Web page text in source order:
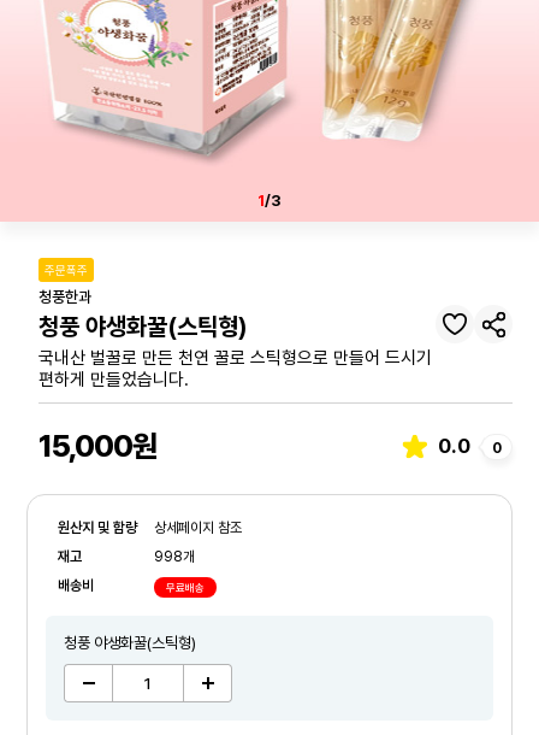
1/3
주문폭주
청풍한과
청풍 야생화꿀(스틱형)
국내산 벌꿀로 만든 천연 꿀로 스틱형으로 만들어 드시기
편하게 만들었습니다.
15,000원 0.0 0
원산지 및 함량
상세페이지 참조
재고
998개
배송비
무료배송
청풍 야생화꿀(스틱형)